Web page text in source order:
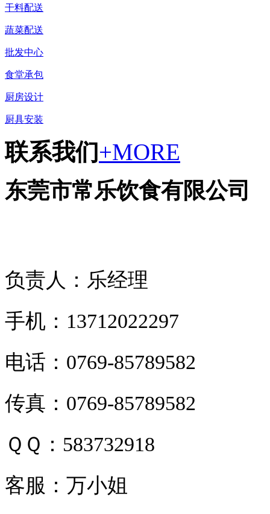
干料配送
蔬菜配送
批发中心
食堂承包
厨房设计
厨具安装
联系我们+MORE
东莞市常乐饮食有限公司
负责人：乐经理
手机：13712022297
电话：0769-85789582
传真：0769-85789582
ＱＱ：583732918
客服：万小姐